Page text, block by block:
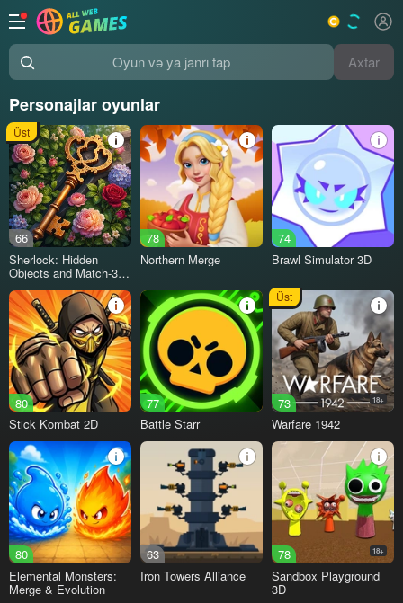
Oyun və ya janrı tap Axtar
Personajlar oyunlar
66
Üst
Sherlock: Hidden
Objects and Match-3
78
Northern Merge
74
Brawl Simulator 3D
80
Stick Kombat 2D
77
Battle Starr
73 18+
Üst
Warfare 1942
80
Elemental Monsters:
Merge & Evolution
63
Iron Towers Alliance
78 18+
Sandbox Playground
3D